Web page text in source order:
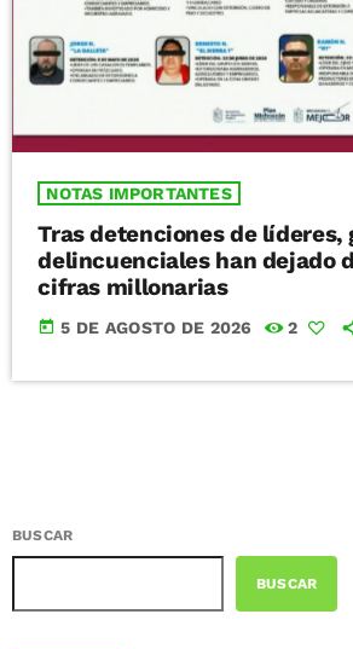
NOTAS IMPORTANTES
Tras detenciones de líderes,
delincuenciales han dejado
cifras millonarias
today 5 DE AGOSTO DE 2026 2
BUSCAR
BUSCAR